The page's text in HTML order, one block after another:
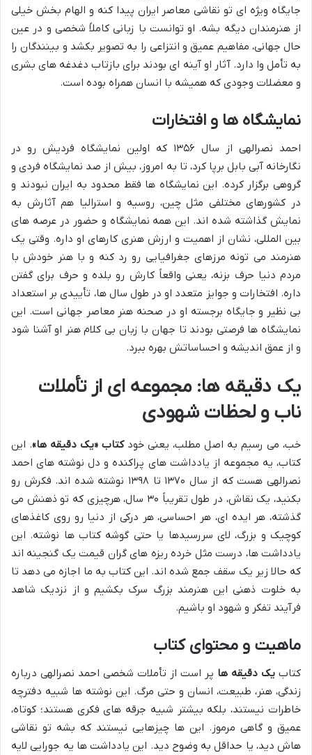
جایگاه ویژه ای تو نقاشی معاصر ایران پیدا کنه و الهام بخش خیلی
از هنرمندان دیگه بشه. او توانست با زبانی کاملاً شخصی و در عین
حال جهانی، مفاهیم عمیق و انتزاعی را به تصویر بکشد و بینندگان را
به تأمل وا دارد. آثار او آینه ای بودند برای بازتاب دغدغه های بشری
و معضلات وجودی که همیشه با انسان همراه بوده است.
نمایشگاه ها و افتخارات
احمد نصرالهی از سال ۱۳۵۶ که اولین نمایشگاه فردیش رو در
نگارخانه آبی بابل برپا کرد، تا به امروز، بیش از صد نمایشگاه فردی و
گروهی برگزار کرده. این نمایشگاه ها فقط محدود به ایران نبودند و
در کشورهای مختلفی مثل چین، روسیه و استرالیا هم آثارش به
نمایش گذاشته شده اند. این همه نمایشگاه و حضور در عرصه های
بین المللی، نشان از اهمیت و ارزش هنری کارهای او داره. وقتی یک
هنرمند می تونه مرزهای جغرافیایی رو رد کنه و با هنر خودش با
مردم دنیا حرف بزنه، یعنی واقعاً کارش رو بلده و حرف برای گفتن
داره. افتخارات و جوایز متعدد او در طول سال ها، تأییدی بر استعداد
بی نظیر و جایگاه برجسته او در صحنه هنر معاصر جهانی است. این
نمایشگاه ها فرصتی بودند تا جهان با زبان بی کلام هنر او آشنا شود
و از عمق اندیشه و احساساتش بهره ببرد.
یک دقیقه ها: مجموعه ای از تأملات
ناب و لحظات شهودی
خب، می رسیم به اصل مطلب، یعنی خودکتاب «یک دقیقه ها». این
کتاب، یه مجموعه از یادداشت های پراکنده و دل نوشته های احمد
نصرالهی هست که از سال ۱۳۷۰ تا ۱۳۹۸ نوشته شده اند. فکرش رو
بکنید، یک نقاش، در طول تقریباً ۳۰ سال، هرچیزی که تو ذهنش می
گذشته، هر ایده ای، هر احساسی، هر درکی از دنیا رو روی کاغذهای
کوچیک و بزرگ، لای سررسیدها یا حتی گوشه کتاب ها نوشته. این
یادداشت ها، درست مثل خرده ریزه های گران قیمت یک گنجینه اند
که حالا زیر یک سقف جمع شده اند. این کتاب به ما اجازه می دهد تا
به خلوت ذهنی این هنرمند بزرگ سرک بکشیم و از نزدیک شاهد
فرآیند تفکر و شهود او باشیم.
ماهیت و محتوای کتاب
کتاب یک دقیقه ها پر است از تأملات شخصی احمد نصرالهی درباره
زندگی، هنر، طبیعت، انسان و حتی مرگ. این نوشته ها شبیه دفترچه
خاطرات نیستند، بلکه بیشتر شبیه جرقه های فکری هستند؛ کوتاه،
عمیق و گاهی مرموز. این ها چیزهایی نیستند که بشه تو نقاشی
هاش دید، یا حداقل به وضوح دید. این یادداشت ها یه جورایی لایه